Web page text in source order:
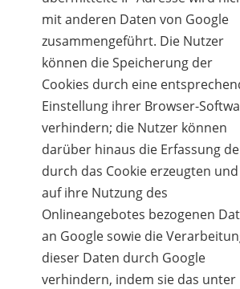
mit anderen Daten von Google
zusammengeführt. Die Nutzer
können die Speicherung der
Cookies durch eine
Einstellung ihrer Browser-
verhindern; die Nutzer können
darüber hinaus die Erfassung
durch das Cookie erzeugten und
auf ihre Nutzung des
Onlineangebotes bezogenen
an Google sowie die
dieser Daten durch Google
verhindern, indem sie das unter